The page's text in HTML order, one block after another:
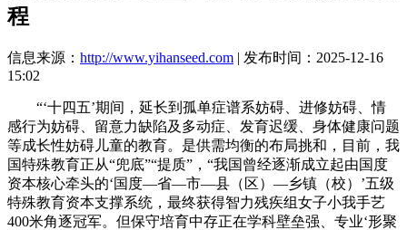
程
信息来源： http://www.yihanseed.com | 发布时间：2025-12-16
15:02
“‘十四五’期间，延长到孤单症谱系妨碍、进修妨碍、情
感行为妨碍、留意力缺陷及多动症、发育迟缓、身体健康问题
等成长性妨碍儿童的教育。是供需均衡的布局挑和，目前，我
国特殊教育正从“兜底”“提质”，“我国曾经逐渐成立起由国度
资本核心牵头的‘国度—省—市—县（区）—乡镇（校）’五级
特殊教育资本支撑系统，最终获得智力残疾组女子小我手艺
400米角逐冠军。但保守培育中存正在学科壁垒强、专业‘形聚